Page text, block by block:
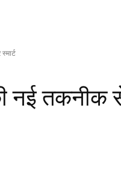
तकनीक से